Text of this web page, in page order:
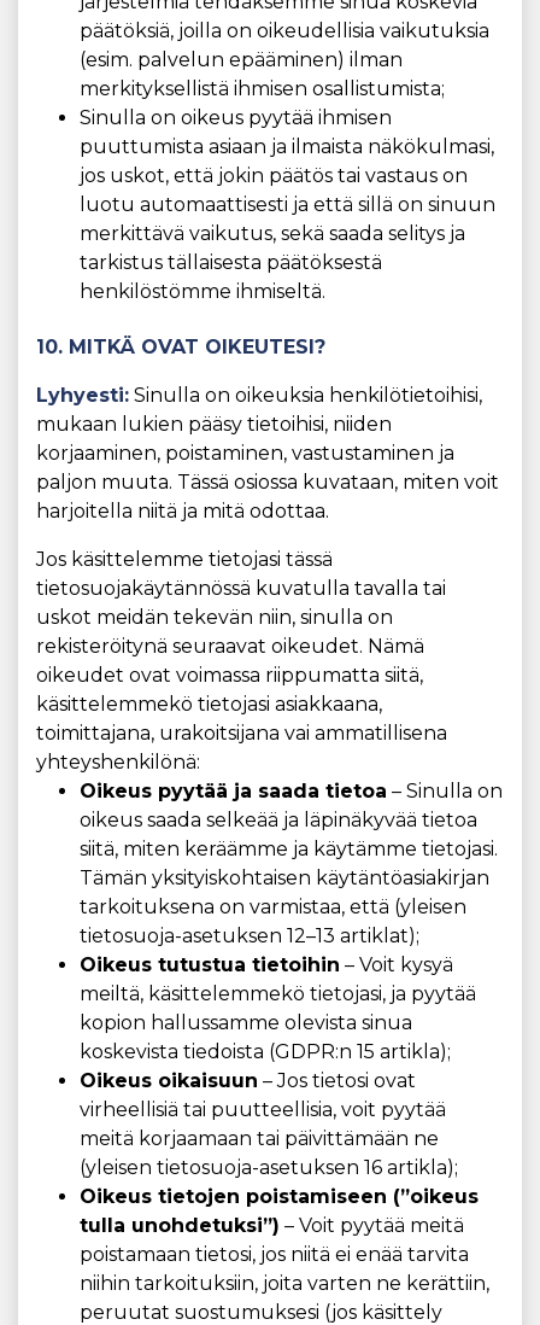
päätöksiä, joilla on oikeudellisia vaikutuksia
(esim. palvelun epääminen) ilman
merkityksellistä ihmisen osallistumista;
Sinulla on oikeus pyytää ihmisen
puuttumista asiaan ja ilmaista näkökulmasi,
jos uskot, että jokin päätös tai vastaus on
luotu automaattisesti ja että sillä on sinuun
merkittävä vaikutus, sekä saada selitys ja
tarkistus tällaisesta päätöksestä
henkilöstömme ihmiseltä.
10. MITKÄ OVAT OIKEUTESI?
Lyhyesti: Sinulla on oikeuksia henkilötietoihisi,
mukaan lukien pääsy tietoihisi, niiden
korjaaminen, poistaminen, vastustaminen ja
paljon muuta. Tässä osiossa kuvataan, miten voit
harjoitella niitä ja mitä odottaa.
Jos käsittelemme tietojasi tässä
tietosuojakäytännössä kuvatulla tavalla tai
uskot meidän tekevän niin, sinulla on
rekisteröitynä seuraavat oikeudet. Nämä
oikeudet ovat voimassa riippumatta siitä,
käsittelemmekö tietojasi asiakkaana,
toimittajana, urakoitsijana vai ammatillisena
yhteyshenkilönä:
Oikeus pyytää ja saada tietoa – Sinulla on
oikeus saada selkeää ja läpinäkyvää tietoa
siitä, miten keräämme ja käytämme tietojasi.
Tämän yksityiskohtaisen käytäntöasiakirjan
tarkoituksena on varmistaa, että (yleisen
tietosuoja-asetuksen 12–13 artiklat);
Oikeus tutustua tietoihin – Voit kysyä
meiltä, ​​käsittelemmekö tietojasi, ja pyytää
kopion hallussamme olevista sinua
koskevista tiedoista (GDPR:n 15 artikla);
Oikeus oikaisuun – Jos tietosi ovat
virheellisiä tai puutteellisia, voit pyytää
meitä korjaamaan tai päivittämään ne
(yleisen tietosuoja-asetuksen 16 artikla);
Oikeus tietojen poistamiseen (”oikeus
tulla unohdetuksi”) – Voit pyytää meitä
poistamaan tietosi, jos niitä ei enää tarvita
niihin tarkoituksiin, joita varten ne kerättiin,
peruutat suostumuksesi (jos käsittely